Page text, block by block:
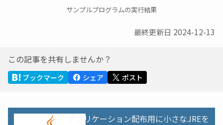
サンプルプログラムの実行結果
最終更新日 2024-12-13
この記事を共有しませんか？
ブックマーク シェア ポスト
アプリケーション配布用に小さなJREを